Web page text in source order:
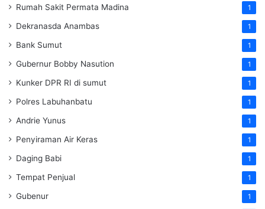
Rumah Sakit Permata Madina 1
Dekranasda Anambas 1
Bank Sumut 1
Gubernur Bobby Nasution 1
Kunker DPR RI di sumut 1
Polres Labuhanbatu 1
Andrie Yunus 1
Penyiraman Air Keras 1
Daging Babi 1
Tempat Penjual 1
Gubenur 1